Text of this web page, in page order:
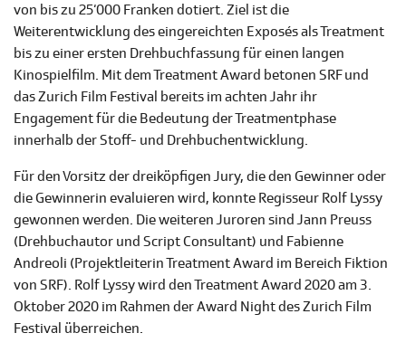
von bis zu 25‘000 Franken dotiert. Ziel ist die
Weiterentwicklung des eingereichten Exposés als Treatment
bis zu einer ersten Drehbuchfassung für einen langen
Kinospielfilm. Mit dem Treatment Award betonen SRF und
das Zurich Film Festival bereits im achten Jahr ihr
Engagement für die Bedeutung der Treatmentphase
innerhalb der Stoff- und Drehbuchentwicklung.
Für den Vorsitz der dreiköpfigen Jury, die den Gewinner oder
die Gewinnerin evaluieren wird, konnte Regisseur Rolf Lyssy
gewonnen werden. Die weiteren Juroren sind Jann Preuss
(Drehbuchautor und Script Consultant) und Fabienne
Andreoli (Projektleiterin Treatment Award im Bereich Fiktion
von SRF). Rolf Lyssy wird den Treatment Award 2020 am 3.
Oktober 2020 im Rahmen der Award Night des Zurich Film
Festival überreichen.